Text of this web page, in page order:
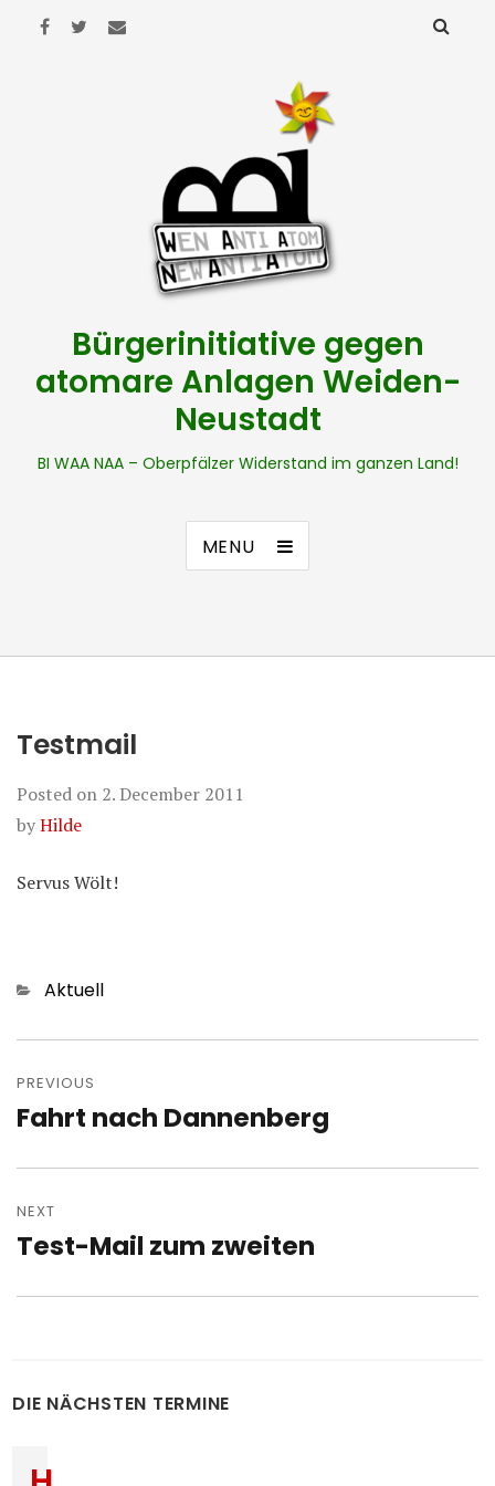
Bürgerinitiative gegen
atomare Anlagen Weiden-
Neustadt
BI WAA NAA – Oberpfälzer Widerstand im ganzen Land!
MENU
Testmail
Posted on 2. December 2011
byHilde
Servus Wölt!
Categories
Aktuell
navigation
PREVIOUS
Previous
Fahrt nach Dannenberg
NEXT
Next
Test-Mail zum zweiten
DIE NÄCHSTEN TERMINE